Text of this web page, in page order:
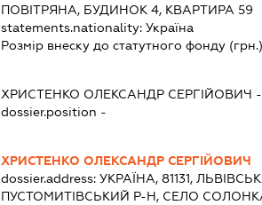
ПОВІТРЯНА, БУДИНОК 4, КВАРТИРА 59
statements.nationality:Україна
Розмір внеску до статутного фонду
ХРИСТЕНКО ОЛЕКСАНДР СЕРГІЙОВИЧ -
dossier.position -
ХРИСТЕНКО ОЛЕКСАНДР СЕРГІЙОВИЧ
dossier.address:УКРАЇНА, 81131,
ПУСТОМИТІВСЬКИЙ Р-Н, СЕЛО